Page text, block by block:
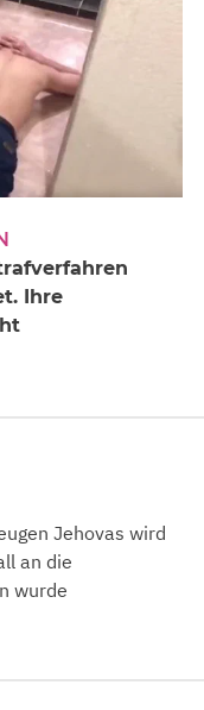
Ihre
Jehovas wird
an die
wurde